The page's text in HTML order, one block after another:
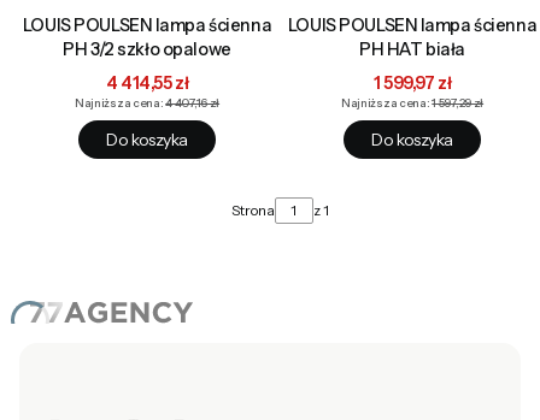
LOUIS POULSEN lampa ścienna
PH 3/2 szkło opalowe
Cena promocyjna
4 414,55 zł
Najniższa cena: 4 407,16 zł
Do koszyka
LOUIS POULSEN lampa ścienna
PH HAT biała
Cena promocyjna
1 599,97 zł
Najniższa cena: 1 597,29 zł
Do koszyka
Strona z 1